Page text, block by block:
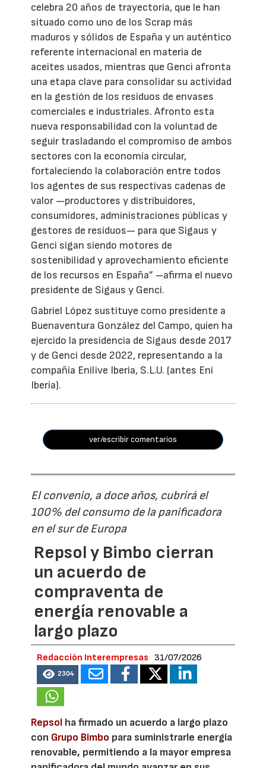
celebra 20 años de trayectoria, que le han
situado como uno de los Scrap más
maduros y sólidos de España y un auténtico
referente internacional en materia de
aceites usados, mientras que Genci afronta
una etapa clave para consolidar su actividad
en la gestión de los residuos de envases
comerciales e industriales. Afronto esta
nueva responsabilidad con la voluntad de
seguir trasladando el compromiso de ambos
sectores con la economía circular,
fortaleciendo la colaboración entre todos
los agentes de sus respectivas cadenas de
valor —productores y distribuidores,
consumidores, administraciones públicas y
gestores de residuos— para que Sigaus y
Genci sigan siendo motores de
sostenibilidad y aprovechamiento eficiente
de los recursos en España” –afirma el nuevo
presidente de Sigaus y Genci.
Gabriel López sustituye como presidente a
Buenaventura González del Campo, quien ha
ejercido la presidencia de Sigaus desde 2017
y de Genci desde 2022, representando a la
compañía Enilive Iberia, S.L.U. (antes Eni
Iberia).
ver/escribir comentarios
El convenio, a doce años, cubrirá el
100% del consumo de la panificadora
en el sur de Europa
Repsol y Bimbo cierran
un acuerdo de
compraventa de
energía renovable a
largo plazo
Redacción Interempresas 31/07/2026
2304
Repsol ha firmado un acuerdo a largo plazo
con Grupo Bimbo para suministrarle energía
renovable, permitiendo a la mayor empresa